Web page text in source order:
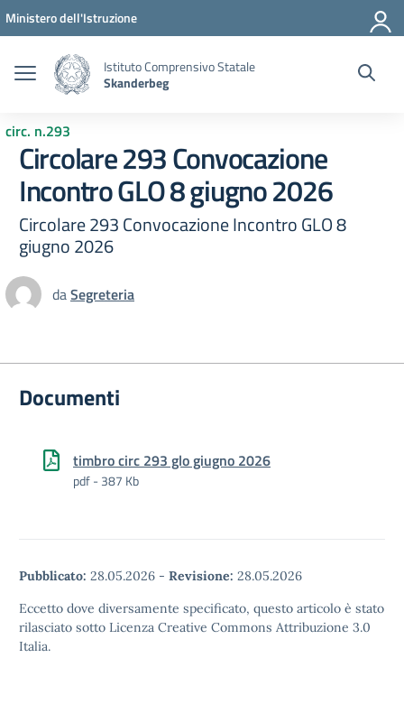
Vai ai contenuti
Vai al menu di navigazione
Vai al footer
Ministero dell'Istruzione
Istituto Comprensivo Statale
Skanderbeg
circ. n.293
Circolare 293 Convocazione
Incontro GLO 8 giugno 2026
Circolare 293 Convocazione Incontro GLO 8
giugno 2026
daSegreteria
Documenti
timbro circ 293 glo giugno 2026
pdf - 387 Kb
Pubblicato: 28.05.2026 - Revisione: 28.05.2026
Eccetto dove diversamente specificato, questo articolo è stato
rilasciato sotto Licenza Creative Commons Attribuzione 3.0
Italia.